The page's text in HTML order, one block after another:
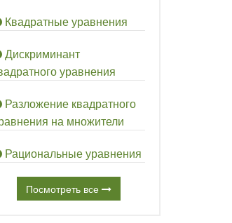
Квадратные уравнения
Дискриминант
уравнения
Разложение квадратного
на множители
Рациональные уравнения
Посмотреть все